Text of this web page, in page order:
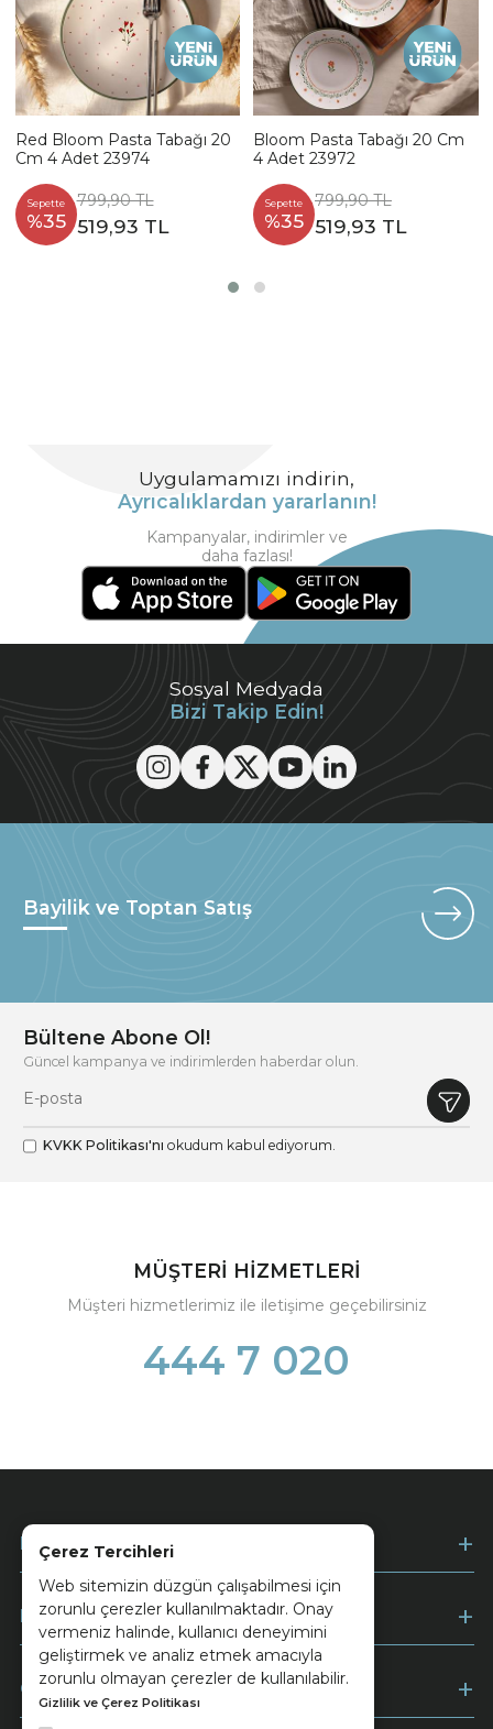
Çerez Tercihleri
Web sitemizin düzgün çalışabilmesi için
zorunlu çerezler kullanılmaktadır. Onay
vermeniz halinde, kullanıcı deneyimini
geliştirmek ve analiz etmek amacıyla
zorunlu olmayan çerezler de kullanılabilir.
Gizlilik ve Çerez Politikası
Red Bloom Pasta Tabağı 20
Cm 4 Adet 23974
Sepette
%35
799,90 TL
519,93 TL
Bloom Pasta Tabağı 20 Cm
4 Adet 23972
Sepette
%35
799,90 TL
519,93 TL
Sosyal Medyada
Bizi Takip Edin!
Uygulamamızı indirin,
Ayrıcalıklardan yararlanın!
Kampanyalar, indirimler ve
daha fazlası!
Bayilik ve Toptan Satış
Bültene Abone Ol!
Güncel kampanya ve indirimlerden haberdar olun.
KVKK Politikası'nı okudum kabul ediyorum.
MÜŞTERİ HİZMETLERİ
Müşteri hizmetlerimiz ile iletişime geçebilirsiniz
444 7 020
Kurumsal
Müşteri Hizmetleri
Ödeme